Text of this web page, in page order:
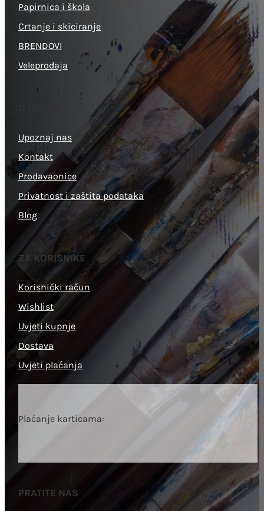
Papirnica i škola
Crtanje i skiciranje
BRENDOVI
Veleprodaja
Upoznaj nas
Kontakt
Prodavaonice
Privatnost i zaštita podataka
Blog
ZA KORISNIKE
Korisnički račun
Wishlist
Uvjeti kupnje
Dostava
Uvjeti plaćanja
Plaćanje karticama:
PRATITE NAS